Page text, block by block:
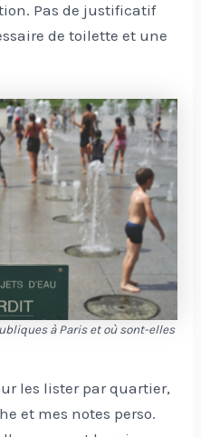
Pas de justificatif
de toilette et une
à Paris et où sont-elles
les lister par quartier,
et mes notes perso.